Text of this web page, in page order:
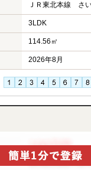
ＪＲ東北本線 さ
3LDK
114.56㎡
2026年8月